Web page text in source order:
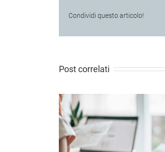
Condividi questo articolo!
Post correlati